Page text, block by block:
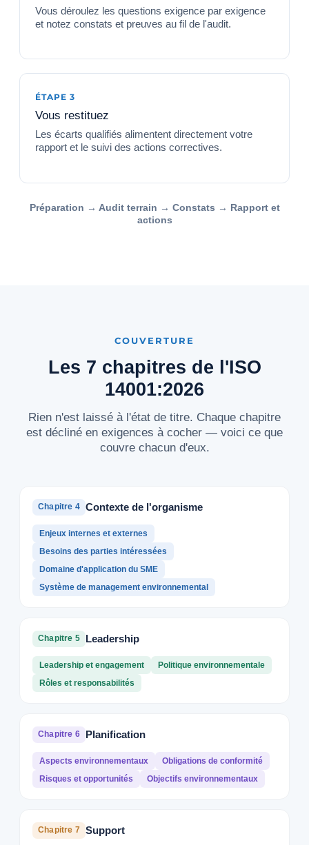
Vous déroulez les questions exigence par exigence
et notez constats et preuves au fil de l'audit.
ÉTAPE 3
Vous restituez
Les écarts qualifiés alimentent directement votre
rapport et le suivi des actions correctives.
Préparation → Audit terrain → Constats → Rapport et
actions
COUVERTURE
Les 7 chapitres de l'ISO
14001:2026
Rien n'est laissé à l'état de titre. Chaque chapitre
est décliné en exigences à cocher — voici ce que
couvre chacun d'eux.
Chapitre 4 Contexte de l'organisme
Enjeux internes et externes
Besoins des parties intéressées
Domaine d'application du SME
Système de management environnemental
Chapitre 5 Leadership
Leadership et engagement
Politique environnementale
Rôles et responsabilités
Chapitre 6 Planification
Aspects environnementaux
Obligations de conformité
Risques et opportunités
Objectifs environnementaux
Chapitre 7 Support